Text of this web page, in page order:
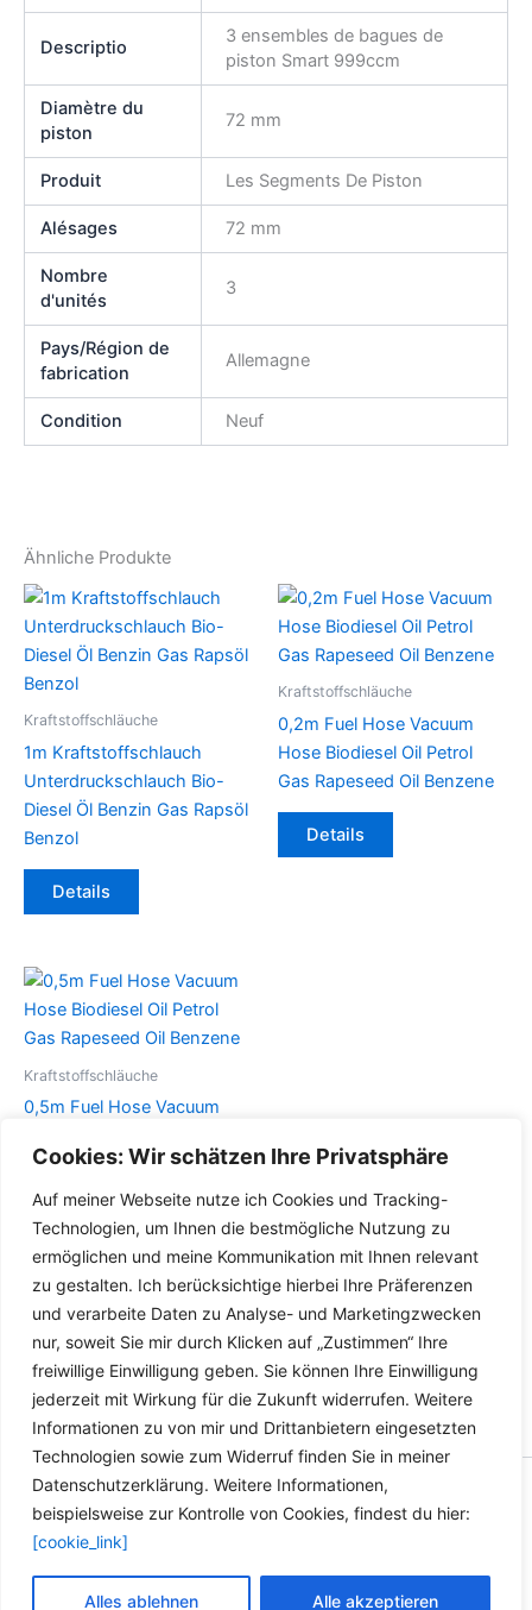
Cookies: Wir schätzen Ihre Privatsphäre
Auf meiner Webseite nutze ich Cookies und Tracking-
Technologien, um Ihnen die bestmögliche Nutzung zu
ermöglichen und meine Kommunikation mit Ihnen relevant
zu gestalten. Ich berücksichtige hierbei Ihre Präferenzen
und verarbeite Daten zu Analyse- und Marketingzwecken
nur, soweit Sie mir durch Klicken auf „Zustimmen“ Ihre
freiwillige Einwilligung geben. Sie können Ihre Einwilligung
jederzeit mit Wirkung für die Zukunft widerrufen. Weitere
Informationen zu von mir und Drittanbietern eingesetzten
Technologien sowie zum Widerruf finden Sie in meiner
Datenschutzerklärung. Weitere Informationen,
beispielsweise zur Kontrolle von Cookies, findest du hier:
[cookie_link]
Alles ablehnen Alle akzeptieren
Descriptio
3 ensembles de bagues de
piston Smart 999ccm
Diamètre du
piston
72 mm
Produit Les Segments De Piston
Alésages 72 mm
Nombre
d'unités
3
Pays/Région de
fabrication
Allemagne
Condition Neuf
Ähnliche Produkte
Kraftstoffschläuche
1m Kraftstoffschlauch
Unterdruckschlauch Bio-
Diesel Öl Benzin Gas Rapsöl
Benzol
Details
Dieses
Varianten
auf.
Die
Optionen
können
der
Produktseite
gewählt
werden
Kraftstoffschläuche
0,2m Fuel Hose Vacuum
Hose Biodiesel Oil Petrol
Gas Rapeseed Oil Benzene
Details
Dieses
gewählt
werden
Kraftstoffschläuche
0,5m Fuel Hose Vacuum
Gas Rapeseed Oil Benzene
Details
Dieses
Produkt
weist
mehrere
Varianten
auf.
Die
Optionen
können
auf
der
Produktseite
werden
Copyright © 2026 Versandhandel für Fahrzeugteile, Ersatzteile
für: SMART BMW VW - Zubehör für Werkstätten.
Vertrag widerrufen